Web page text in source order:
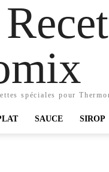
spéciales pour
SAUCE SIROP